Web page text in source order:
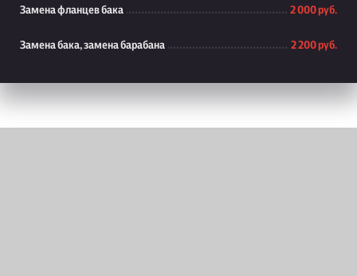
Замена фланцев бака 2 000 руб.
Замена бака, замена барабана 2 200 руб.